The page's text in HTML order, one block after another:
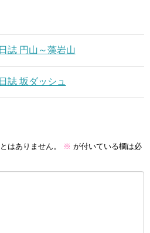
誌 円山～藻岩山
誌 坂ダッシュ
はありません。 ※ が付いている欄は必